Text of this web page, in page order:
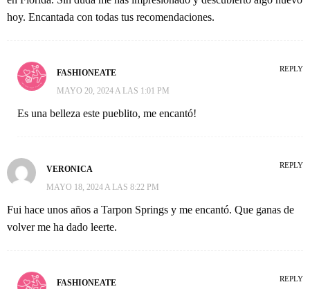
hoy. Encantada con todas tus recomendaciones.
FASHIONEATE
MAYO 20, 2024 A LAS 1:01 PM
Es una belleza este pueblito, me encantó!
REPLY
VERONICA
MAYO 18, 2024 A LAS 8:22 PM
Fui hace unos años a Tarpon Springs y me encantó. Que ganas de
volver me ha dado leerte.
REPLY
FASHIONEATE REPLY